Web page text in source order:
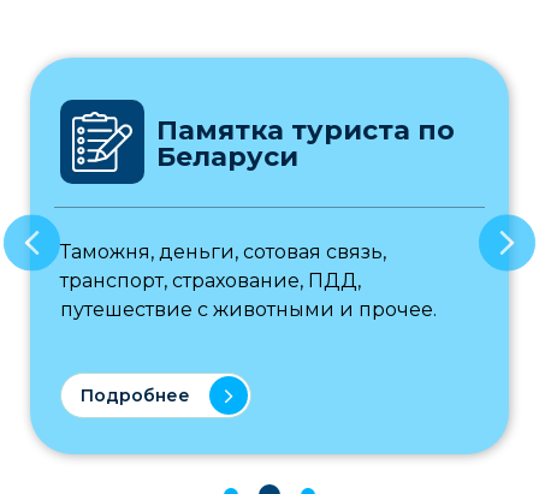
Памятка туриста по
Беларуси
Таможня, деньги, сотовая связь,
транспорт, страхование, ПДД,
путешествие с животными и прочее.
Подробнее